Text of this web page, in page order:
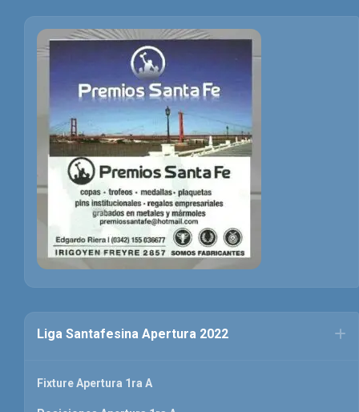
Liga Santafesina Apertura 2022
Fixture Apertura 1ra A